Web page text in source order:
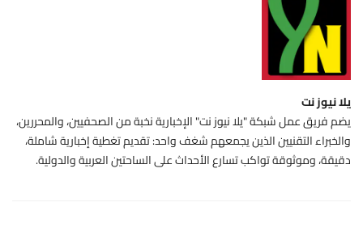
يلا نيوز نت
يضم فريق عمل شبكة "يلا نيوز نت" الإخبارية نخبة من الصحفيين، والمحررين،
والخبراء التقنيين الذين يجمعهم شغف واحد: تقديم تغطية إخبارية شاملة،
دقيقة، وموثوقة تواكب تسارع الأحداث على الساحتين العربية والدولية.